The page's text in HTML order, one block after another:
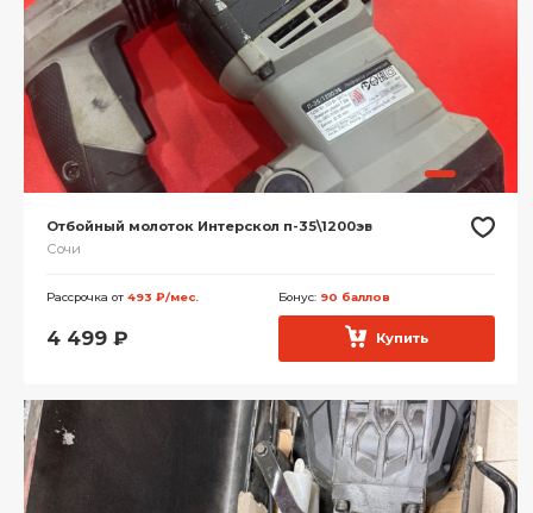
Отбойный молоток Интерскол п-35\1200эв
Сочи
Рассрочка от 493 ₽/мес. Бонус: 90 баллов
4 499 ₽ Купить